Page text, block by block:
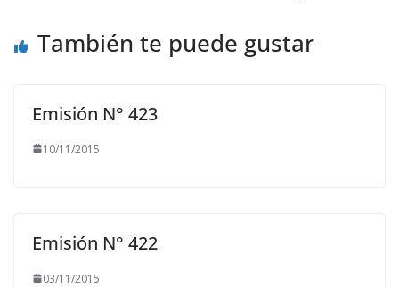
También te puede gustar
Emisión N° 423
10/11/2015
Emisión N° 422
03/11/2015